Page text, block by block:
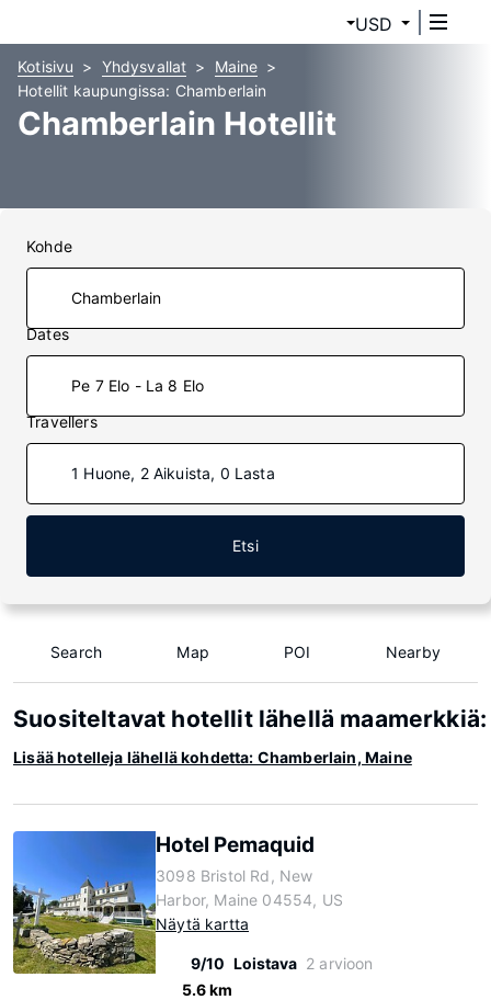
USD
Kotisivu Yhdysvallat
Maine
Hotellit kaupungissa: Chamberlain
Chamberlain Hotellit
Kohde
Dates
Pe 7 Elo - La 8 Elo
Travellers
1 Huone, 2 Aikuista, 0 Lasta
Etsi
Search Map POI Nearby
Suositeltavat hotellit lähellä
Lisää hotelleja lähellä kohdetta: Chamberlain, Maine
Hotel Pemaquid
3098 Bristol Rd, New
Harbor, Maine 04554, US
Näytä kartta
9/10 Loistava 2 arvioon
5.6 km